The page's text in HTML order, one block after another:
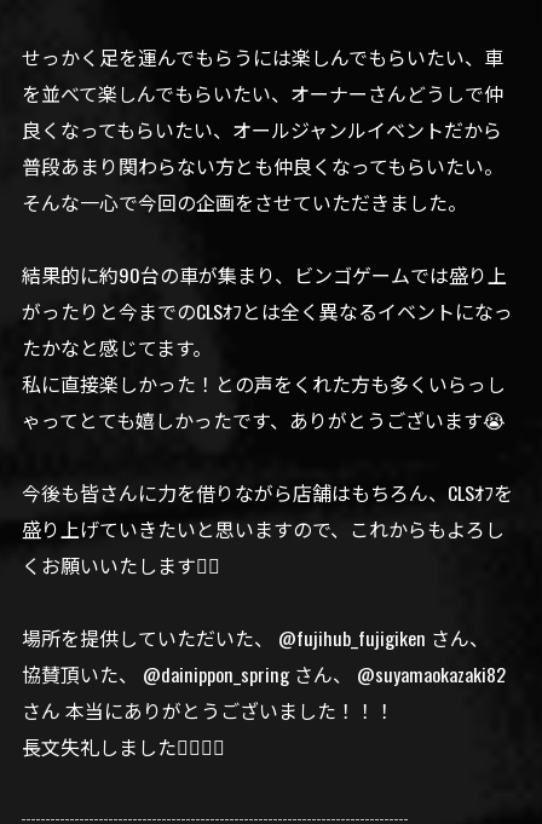
せっかく足を運んでもらうには楽しんでもらいたい、車
を並べて楽しんでもらいたい、オーナーさんどうしで仲
良くなってもらいたい、オールジャンルイベントだから
普段あまり関わらない方とも仲良くなってもらいたい。
そんな一心で今回の企画をさせていただきました。
結果的に約90台の車が集まり、ビンゴゲームでは盛り上
がったりと今までのCLSｵﾌとは全く異なるイベントになっ
たかなと感じてます。
私に直接楽しかった！との声をくれた方も多くいらっし
ゃってとても嬉しかったです、ありがとうございます😭
今後も皆さんに力を借りながら店舗はもちろん、CLSｵﾌを
盛り上げていきたいと思いますので、これからもよろし
くお願いいたします🙇‍♀️
場所を提供していただいた、 @fujihub_fujigiken さん、
協賛頂いた、 @dainippon_spring さん、 @suyamaokazaki82
さん 本当にありがとうございました！！！
長文失礼しました🙇‍♀️🙇‍♀️